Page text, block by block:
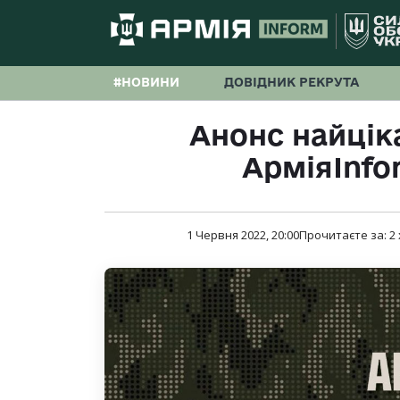
#НОВИНИ ДОВІДНИК РЕКРУТА
Анонс
1 Червня 2022, 20:00Прочитаєте за: 2